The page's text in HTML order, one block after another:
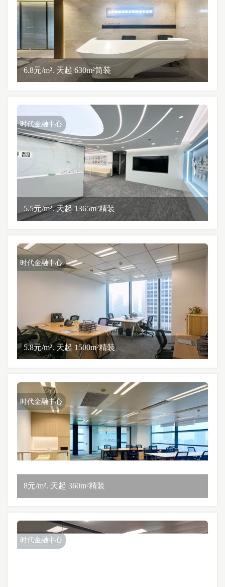
6.8元/m². 天起 630m²简装
时代金融中心
5.5元/m². 天起 1365m²精装
时代金融中心
5.8元/m². 天起 1500m²精装
时代金融中心
8元/m². 天起 360m²精装
时代金融中心